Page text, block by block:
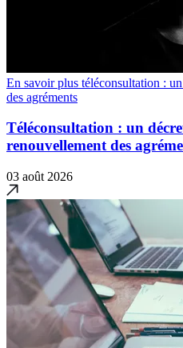
En savoir plus téléconsultation :
des agréments
Téléconsultation : un
renouvellement des
03 août 2026